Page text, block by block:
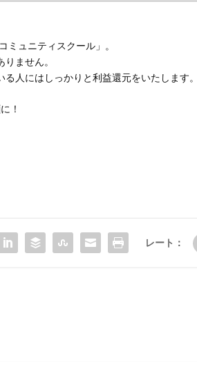
ミュニティスクール」。
ません。
人にはしっかりと利益還元をいたします。
！
レート：